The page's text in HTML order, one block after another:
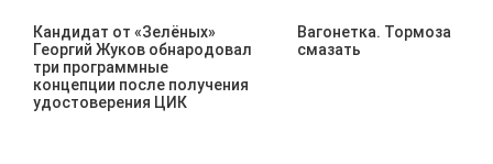
Кандидат от «Зелёных»
Георгий Жуков обнародовал
три программные
концепции после получения
удостоверения ЦИК
Вагонетка. Тормоза
смазать